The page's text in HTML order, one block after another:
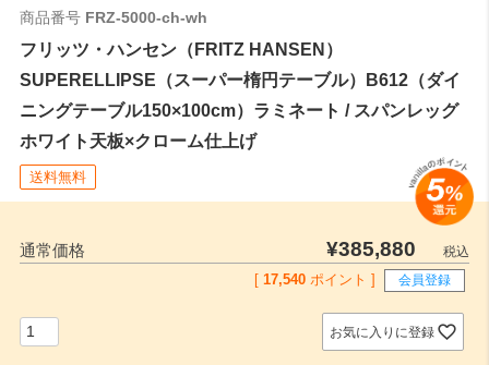
商品番号 FRZ-5000-ch-wh
フリッツ・ハンセン（FRITZ HANSEN）
SUPERELLIPSE（スーパー楕円テーブル）B612（ダイ
ニングテーブル150×100cm）ラミネート / スパンレッグ
ホワイト天板×クローム仕上げ
送料無料
通常価格 ¥385,880
税込
[ 17,540 ポイント ] 会員登録
お気に入りに登録